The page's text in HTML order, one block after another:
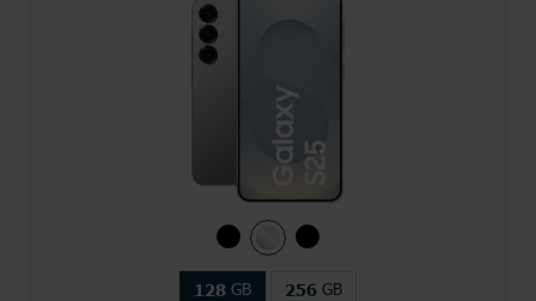
128 GB 256 GB